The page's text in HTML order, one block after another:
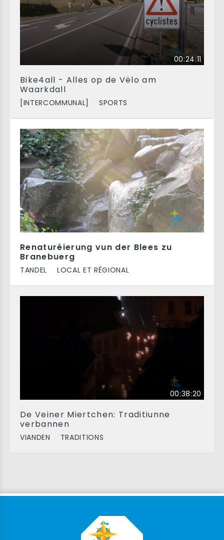
00:24:11
Bike4all - Alles op de Vëlo am
Waarkdall
[INTERCOMMUNAL] SPORTS
Renaturéierung vun der Blees zu
Branebuerg
TANDEL LOCAL ET RÉGIONAL
00:38:20
De Veiner Miertchen: Traditiunne
verbannen
VIANDEN TRADITIONS